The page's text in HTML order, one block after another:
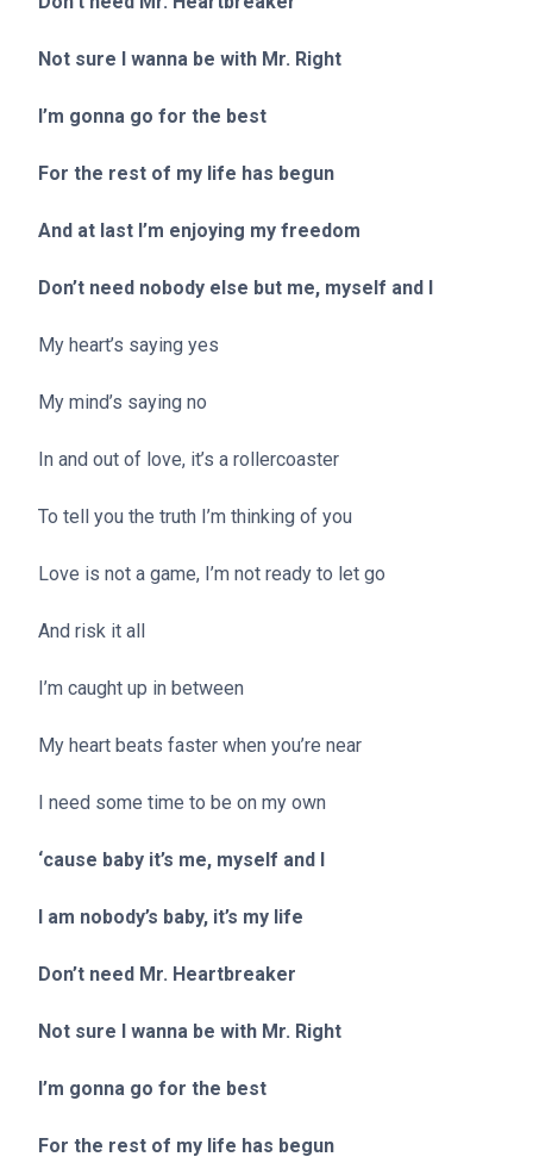
Not sure I wanna be with Mr. Right
I’m gonna go for the best
For the rest of my life has begun
And at last I’m enjoying my freedom
Don’t need nobody else but me, myself and I
My heart’s saying yes
My mind’s saying no
In and out of love, it’s a rollercoaster
To tell you the truth I’m thinking of you
Love is not a game, I’m not ready to let go
And risk it all
I’m caught up in between
My heart beats faster when you’re near
I need some time to be on my own
‘cause baby it’s me, myself and I
I am nobody’s baby, it’s my life
Don’t need Mr. Heartbreaker
Not sure I wanna be with Mr. Right
I’m gonna go for the best
For the rest of my life has begun